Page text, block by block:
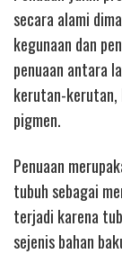
secara alami
kegunaan dan
penuaan antara
kerutan-kerutan,
pigmen.
Penuaan
tubuh sebagai
terjadi karena
sejenis bahan